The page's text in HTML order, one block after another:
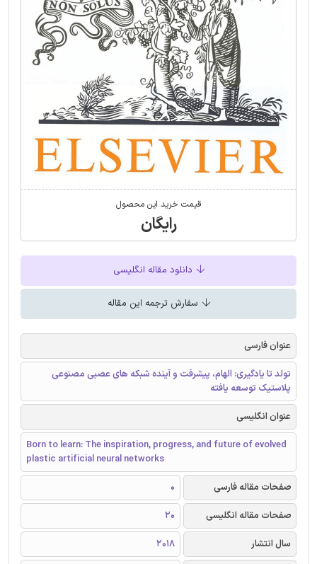
قیمت خرید این محصول
رایگان
دانلود مقاله انگلیسی
سفارش ترجمه این مقاله
عنوان فارسی
تولد تا یادگیری: الهام، پیشرفت و آینده شبکه های عصبی مصنوعی
پلاستیک توسعه یافته
عنوان انگلیسی
Born to learn: The inspiration, progress, and future of evolved
plastic artificial neural networks
صفحات مقاله فارسی
0
صفحات مقاله انگلیسی
20
سال انتشار
2018